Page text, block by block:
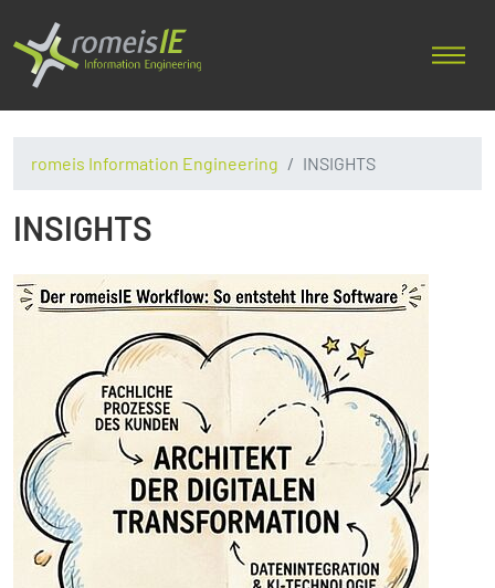
romeis Information Engineering INSIGHTS
INSIGHTS